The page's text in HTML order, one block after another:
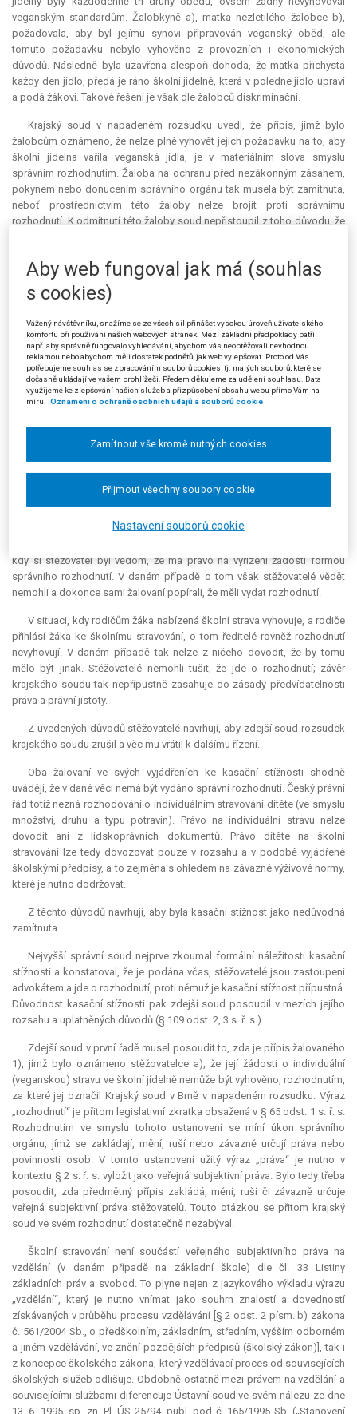
veganským standardům. Žalobkyně a), matka nezletilého žalobce b),
požadovala, aby byl jejímu synovi připravován veganský oběd, ale
tomuto požadavku nebylo vyhověno z provozních i ekonomických
důvodů. Následně byla uzavřena alespoň dohoda, že matka přichystá
každý den jídlo, předá je ráno školní jídelně, která v poledne jídlo upraví
a podá žákovi. Takové řešení je však dle žalobců diskriminační.
Krajský soud v napadeném rozsudku uvedl, že přípis, jímž bylo
žalobcům oznámeno, že nelze plně vyhovět jejich požadavku na to, aby
školní jídelna vařila veganská jídla, je v materiálním slova smyslu
správním rozhodnutím. Žaloba na ochranu před nezákonným zásahem,
pokynem nebo donucením správního orgánu tak musela být zamítnuta,
neboť prostřednictvím této žaloby nelze brojit proti správnímu
rozhodnutí. K odmítnutí této žaloby soud nepřistoupil z toho důvodu, že
Stěžovatelé v kasační stížnosti výslovně uvádějí, že uplatňují důvody
podle § 103 odst. 1 písm. a), b), c), d), e) zákona č. 150/2002 Sb.,
kasační stížnost obsahuje toliko polemiku s právním názorem soudu, a
tedy je reálně podána jen pro důvod zakotvený v § 103 odst. 1 písm. a)
s. ř. s.
Stěžovatelé nesouhlasí s tím, že v dané věci šlo o správní rozhodnutí,
a to ani v materiálním slova smyslu. Chybí výrok, odůvodnění i poučení. I
nicotnost označil Nejvyšší správní soud absolutní omyl v osobě
adresáta (rozsudek sp. zn. 6 A 76/2001). V nastalém případě přitom
rozhodnutí bylo třeba označit za nicotné.
argumentačního instrumentária použil usnesení Ústavního soudu sp. zn.
kdy si stěžovatel byl vědom, že má právo na vyřízení žádosti formou
správního rozhodnutí. V daném případě o tom však stěžovatelé vědět
nemohli a dokonce sami žalovaní popírali, že měli vydat rozhodnutí.
V situaci, kdy rodičům žáka nabízená školní strava vyhovuje, a rodiče
přihlásí žáka ke školnímu stravování, o tom ředitelé rovněž rozhodnutí
nevyhovují. V daném případě tak nelze z ničeho dovodit, že by tomu
mělo být jinak. Stěžovatelé nemohli tušit, že jde o rozhodnutí; závěr
krajského soudu tak nepřípustně zasahuje do zásady předvídatelnosti
práva a právní jistoty.
Z uvedených důvodů stěžovatelé navrhují, aby zdejší soud rozsudek
krajského soudu zrušil a věc mu vrátil k dalšímu řízení.
Oba žalovaní ve svých vyjádřeních ke kasační stížnosti shodně
uvádějí, že v dané věci nemá být vydáno správní rozhodnutí. Český právní
řád totiž nezná rozhodování o individuálním stravování dítěte (ve smyslu
množství, druhu a typu potravin). Právo na individuální stravu nelze
dovodit ani z lidskoprávních dokumentů. Právo dítěte na školní
stravování lze tedy dovozovat pouze v rozsahu a v podobě vyjádřené
školskými předpisy, a to zejména s ohledem na závazné výživové normy,
které je nutno dodržovat.
Z těchto důvodů navrhují, aby byla kasační stížnost jako nedůvodná
zamítnuta.
Nejvyšší správní soud nejprve zkoumal formální náležitosti kasační
stížnosti a konstatoval, že je podána včas, stěžovatelé jsou zastoupeni
advokátem a jde o rozhodnutí, proti němuž je kasační stížnost přípustná.
Důvodnost kasační stížnosti pak zdejší soud posoudil v mezích jejího
rozsahu a uplatněných důvodů (§ 109 odst. 2, 3 s. ř. s.).
Zdejší soud v první řadě musel posoudit to, zda je přípis žalovaného
1), jímž bylo oznámeno stěžovatelce a), že její žádosti o individuální
(veganskou) stravu ve školní jídelně nemůže být vyhověno, rozhodnutím,
za které jej označil Krajský soud v Brně v napadeném rozsudku. Výraz
„rozhodnutí“ je přitom legislativní zkratka obsažená v § 65 odst. 1 s. ř. s.
Rozhodnutím ve smyslu tohoto ustanovení se míní úkon správního
orgánu, jímž se zakládají, mění, ruší nebo závazně určují práva nebo
povinnosti osob. V tomto ustanovení užitý výraz „práva“ je nutno v
kontextu § 2 s. ř. s. vyložit jako veřejná subjektivní práva. Bylo tedy třeba
posoudit, zda předmětný přípis zakládá, mění, ruší či závazně určuje
veřejná subjektivní práva stěžovatelů. Touto otázkou se přitom krajský
soud ve svém rozhodnutí dostatečně nezabýval.
Školní stravování není součástí veřejného subjektivního práva na
vzdělání (v daném případě na základní škole) dle čl. 33 Listiny
základních práv a svobod. To plyne nejen z jazykového výkladu výrazu
„vzdělání“, který je nutno vnímat jako souhrn znalostí a dovedností
získávaných v průběhu procesu vzdělávání [§ 2 odst. 2 písm. b) zákona
č. 561/2004 Sb., o předškolním, základním, středním, vyšším odborném
a jiném vzdělávání, ve znění pozdějších předpisů (školský zákon)], tak i
z koncepce školského zákona, který vzdělávací proces od souvisejících
školských služeb odlišuje. Obdobně ostatně mezi právem na vzdělání a
souvisejícími službami diferencuje Ústavní soud ve svém nálezu ze dne
13. 6. 1995, sp. zn. Pl. ÚS 25/94, publ. pod č. 165/1995 Sb. („Stanovení
Aby web fungoval jak má (souhlas
s cookies)
Vážený návštěvníku, snažíme se ze všech sil přinášet vysokou úroveň uživatelského
komfortu při používání našich webových stránek. Mezi základní předpoklady patří
např. aby správně fungovalo vyhledávání, abychom vás neobtěžovali nevhodnou
reklamou nebo abychom měli dostatek podnětů, jak web vylepšovat. Proto od Vás
potřebujeme souhlas se zpracováním souborů cookies, tj. malých souborů, které se
dočasně ukládají ve vašem prohlížeči. Předem děkujeme za udělení souhlasu. Data
využijeme ke zlepšování našich služeb a přizpůsobení obsahu webu přímo Vám na
míru. Oznámení o ochraně osobních údajů a souborů cookie
Nastavení souborů cookie
Zamítnout vše kromě nutných cookies
Přijmout všechny soubory cookie